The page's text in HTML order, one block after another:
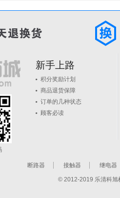
新手上路
积分奖励计划
商品退货保障
订单的几种状态
顾客必读
断路器 接触器 继电器
© 2012-2019 乐清科旭